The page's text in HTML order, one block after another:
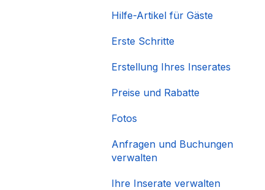
Hilfe-Artikel für Gäste
Erste Schritte
Erstellung Ihres Inserates
Preise und Rabatte
Fotos
Anfragen und Buchungen
verwalten
Ihre Inserate verwalten